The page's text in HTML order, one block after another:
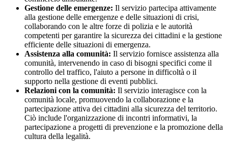
Gestione delle emergenze: Il servizio partecipa attivamente
alla gestione delle emergenze e delle situazioni di crisi,
collaborando con le altre forze di polizia e le autorità
competenti per garantire la sicurezza dei cittadini e la gestione
efficiente delle situazioni di emergenza.
Assistenza alla comunità: Il servizio fornisce assistenza alla
comunità, intervenendo in caso di bisogni specifici come il
controllo del traffico, l'aiuto a persone in difficoltà o il
supporto nella gestione di eventi pubblici.
Relazioni con la comunità: Il servizio interagisce con la
comunità locale, promuovendo la collaborazione e la
partecipazione attiva dei cittadini alla sicurezza del territorio.
Ciò include l'organizzazione di incontri informativi, la
partecipazione a progetti di prevenzione e la promozione della
cultura della legalità.